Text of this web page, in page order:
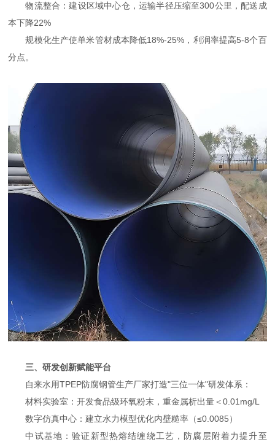
物流整合：建设区域中心仓，运输半径压缩至300公里，配送成
本下降22%
规模化生产使单米管材成本降低18%-25%，利润率提高5-8个百
分点。
三、研发创新赋能平台
自来水用TPEP防腐钢管生产厂家打造"三位一体"研发体系：
材料实验室：开发食品级环氧粉末，重金属析出量＜0.01mg/L
数字仿真中心：建立水力模型优化内壁糙率（≤0.0085）
中试基地：验证新型热熔结缠绕工艺，防腐层附着力提升至